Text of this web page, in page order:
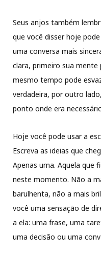
Seus anjos também
que você disser hoje
uma conversa mais
clara, primeiro sua mente
mesmo tempo pode
verdadeira, por outro
ponto onde era
Hoje você pode usar a
Escreva as ideias que
Apenas uma. Aquela que
neste momento. Não a
barulhenta, não a mais
você uma sensação de
a ela: uma frase, uma
uma decisão ou uma